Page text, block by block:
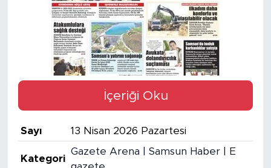
İçeriği Oku
Sayı 13 Nisan 2026 Pazartesi
Kategori
Gazete Arena | Samsun Haber | E